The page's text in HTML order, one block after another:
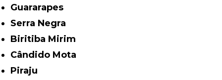
Guararapes
Serra Negra
Biritiba Mirim
Cândido Mota
Piraju